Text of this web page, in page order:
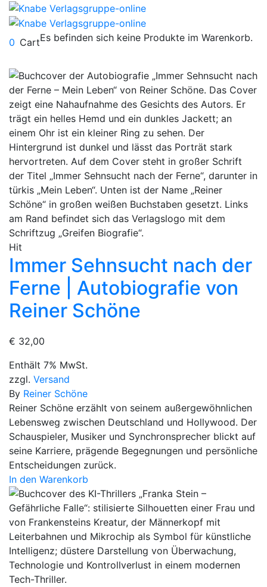
0 CartEs befinden sich keine Produkte im Warenkorb.
Hit
Immer Sehnsucht nach der
Ferne | Autobiografie von
Reiner Schöne
€ 32,00
Enthält 7% MwSt.
zzgl. Versand
By Reiner Schöne
Reiner Schöne erzählt von seinem außergewöhnlichen
Lebensweg zwischen Deutschland und Hollywood. Der
Schauspieler, Musiker und Synchronsprecher blickt auf
seine Karriere, prägende Begegnungen und persönliche
Entscheidungen zurück.
In den Warenkorb